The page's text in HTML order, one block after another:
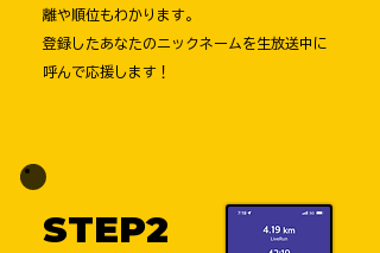
離や順位もわかります。
​登録したあなたのニックネームを生放送中に
呼んで応援します！
STEP2